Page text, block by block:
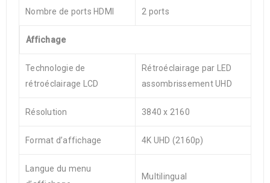
Nombre de ports HDMI 2 ports
Affichage
Technologie de
rétroéclairage LCD
Rétroéclairage par LED
assombrissement UHD
Résolution 3840 x 2160
Format d’affichage 4K UHD (2160p)
Langue du menu
Multilingual